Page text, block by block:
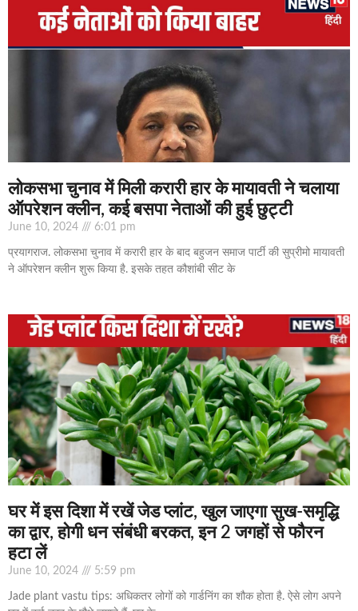
लोकसभा चुनाव में मिली करारी हार के मायावती ने चलाया
ऑपरेशन क्‍लीन, कई बसपा नेताओं की हुई छुट्टी
June 10, 2024 6:01 pm
प्रयागराज. लोकसभा चुनाव में करारी हार के बाद बहुजन समाज पार्टी की सुप्रीमो मायावती
ने ऑपरेशन क्लीन शुरू किया है. इसके तहत कौशांबी सीट के
घर में इस दिशा में रखें जेड प्लांट, खुल जाएगा सुख-समृद्धि
का द्वार, होगी धन संबंधी बरकत, इन 2 जगहों से फौरन
हटा लें
June 10, 2024 5:59 pm
Jade plant vastu tips: अधिकतर लोगों को गार्डनिंग का शौक होता है. ऐसे लोग अपने